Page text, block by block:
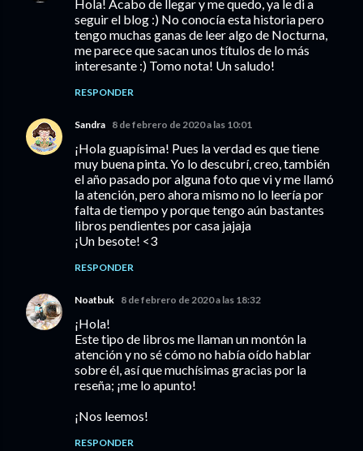
Hola! Acabo de llegar y me quedo, ya le di a
seguir el blog :) No conocía esta historia pero
tengo muchas ganas de leer algo de Nocturna,
me parece que sacan unos títulos de lo más
interesante :) Tomo nota! Un saludo!
RESPONDER
Sandra 8 de febrero de 2020 a las 10:01
¡Hola guapísima! Pues la verdad es que tiene
muy buena pinta. Yo lo descubrí, creo, también
el año pasado por alguna foto que vi y me llamó
la atención, pero ahora mismo no lo leería por
falta de tiempo y porque tengo aún bastantes
libros pendientes por casa jajaja
¡Un besote! <3
RESPONDER
Noatbuk 8 de febrero de 2020 a las 18:32
¡Hola!
Este tipo de libros me llaman un montón la
atención y no sé cómo no había oído hablar
sobre él, así que muchísimas gracias por la
reseña; ¡me lo apunto!
¡Nos leemos!
RESPONDER